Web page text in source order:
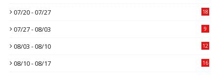
07/20 - 07/27 18
07/27 - 08/03 9
08/03 - 08/10 12
08/10 - 08/17 16